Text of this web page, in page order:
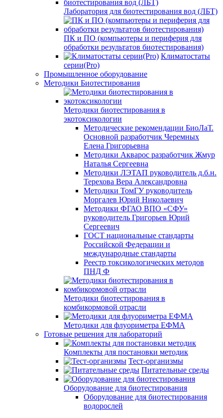
Лаборатория для биотестирования вод (ЛБТ)
ПК и ПО (компьютеры и периферия для
обработки результатов биотестирования)
Климатостаты
серии(Pro)
Промышленное оборудование
Методики Биотестирования
Методики биотестирования в
экотоксикологии
Методические рекомендации БиоЛаТ.
Основной разработчик Черемных
Елена Григорьевна
Методики Акварос разработчик Жмур
Наталья Сергеевна
Методики ЛЭТАП руководитель д.б.н.
Терехова Вера Александровна
Методики ТомГУ руководитель
Моргалев Юрий Николаевич
Методики ФГАО ВПО «СФУ»
руководитель Григорьев Юрий
Сергеевич
ГОСТ национальные стандарты
Российской Федерации и
международные стандарты
Реестр токсикологических методов
ПНД Ф
Методики биотестирования в
комбикормовой отрасли
Методики для флуориметра ЕФМА
Готовые решения для лабораторий
Комплекты для постановки методик
Тест-организмы
Питательные среды
Оборудование для биотестирования
Оборудование для биотестирования
водорослей